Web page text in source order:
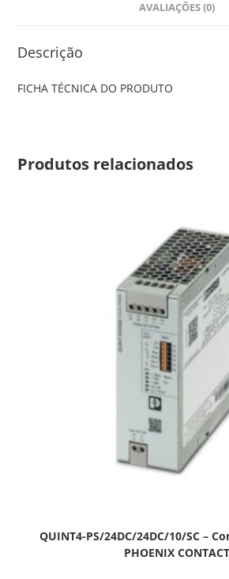
AVALIAÇÕES (0)
Descrição
FICHA TÉCNICA DO PRODUTO
Produtos relacionados
QUINT4-PS/24DC/24DC/10/SC –
PHOENIX CONTACT